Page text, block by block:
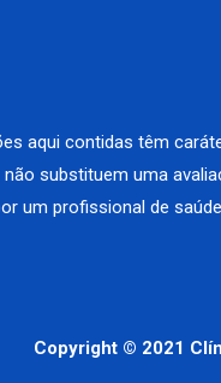
aqui contidas têm
não substituem uma
um profissional de
Copyright © 2021